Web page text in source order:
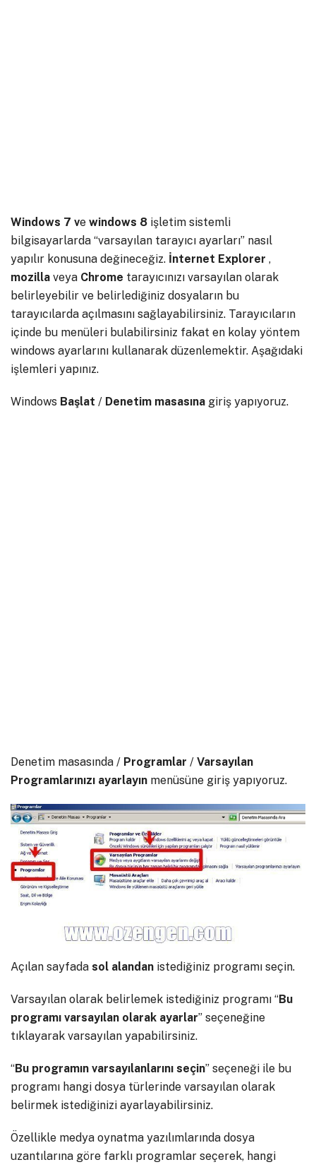
Windows 7 ve windows 8 işletim sistemli
bilgisayarlarda “varsayılan tarayıcı ayarları” nasıl
yapılır konusuna değineceğiz. İnternet Explorer ,
mozilla veya Chrome tarayıcınızı varsayılan olarak
belirleyebilir ve belirlediğiniz dosyaların bu
tarayıcılarda açılmasını sağlayabilirsiniz. Tarayıcıların
içinde bu menüleri bulabilirsiniz fakat en kolay yöntem
windows ayarlarını kullanarak düzenlemektir. Aşağıdaki
işlemleri yapınız.
Windows Başlat / Denetim masasına giriş yapıyoruz.
Denetim masasında / Programlar / Varsayılan
Programlarınızı ayarlayın menüsüne giriş yapıyoruz.
Açılan sayfada sol alandan istediğiniz programı seçin.
Varsayılan olarak belirlemek istediğiniz programı “Bu
programı varsayılan olarak ayarlar” seçeneğine
tıklayarak varsayılan yapabilirsiniz.
“Bu programın varsayılanlarını seçin” seçeneği ile bu
programı hangi dosya türlerinde varsayılan olarak
belirmek istediğinizi ayarlayabilirsiniz.
Özellikle medya oynatma yazılımlarında dosya
uzantılarına göre farklı programlar seçerek, hangi